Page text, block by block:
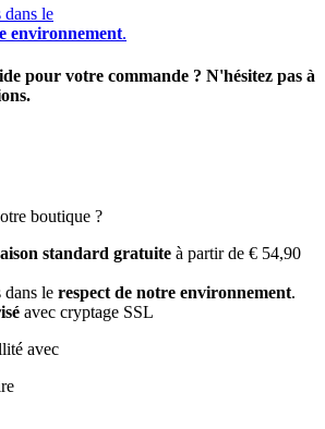
le
environnement.
pour votre commande ? N'hésitez pas à
boutique ?
standard gratuite à partir de € 54,90
le respect de notre environnement.
avec cryptage SSL
avec